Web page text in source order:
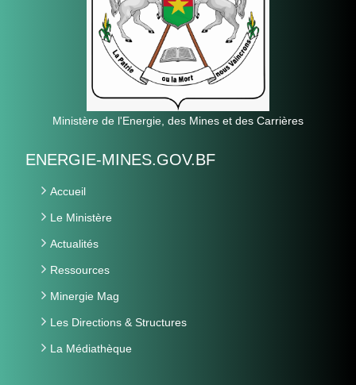
Ministère de l'Energie, des Mines et des Carrières
ENERGIE-MINES.GOV.BF
Accueil
Le Ministère
Actualités
Ressources
Minergie Mag
Les Directions & Structures
La Médiathèque